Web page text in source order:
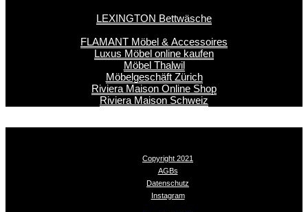
LEXINGTON Bettwäsche
FLAMANT Möbel & Accessoires
Luxus Möbel online kaufen
Möbel Thalwil
Möbelgeschäft Zürich
Riviera Maison Online Shop
Riviera Maison Schweiz
Copyright 2021
AGBs
Datenschutz
Instagram